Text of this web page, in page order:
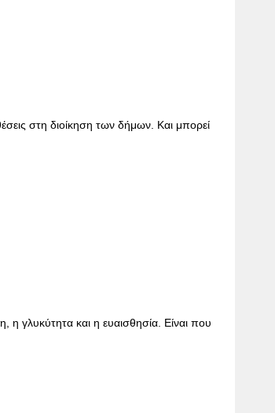
στη διοίκηση των δήμων. Και μπορεί
η γλυκύτητα και η ευαισθησία. Είναι που